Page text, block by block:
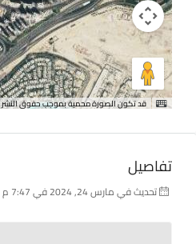
قد تكون الصورة محمية بموجب حقوق النشر
تفاصيل
تحديث في مارس 24, 2024 في 7:47 م